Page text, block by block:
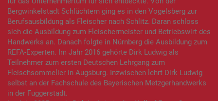
Bergwinkelstadt Schlüchtern ging es in den Vogelsberg zur
Berufsausbildung als Fleischer nach Schlitz. Daran schloss
sich die Ausbildung zum Fleischermeister und Betriebswirt des
Handwerks an. Danach folgte in Nürnberg die Ausbildung zum
REFA-Experten. Im Jahr 2016 gehörte Dirk Ludwig als
Teilnehmer zum ersten Deutschen Lehrgang zum
Fleischsommelier in Augsburg. Inzwischen lehrt Dirk Ludwig
selbst an der Fachschule des Bayerischen Metzgerhandwerks
in der Fuggerstadt.